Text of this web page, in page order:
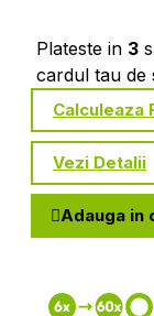
Plateste in 3
cardul tau de
Calculeaza
Vezi Detalii
Adauga in